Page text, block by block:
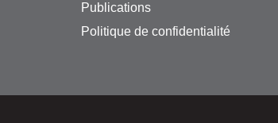
Publications
Politique de confidentialité